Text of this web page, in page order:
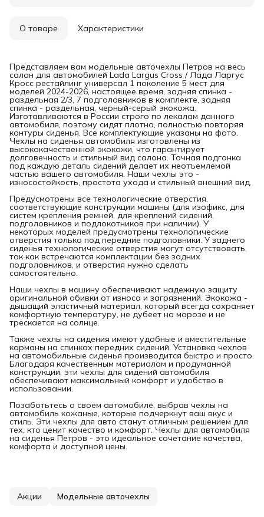
О товаре Характеристики
Представляем вам модельные авточехлы Петров на весь
салон для автомобилей Lada Largus Cross / Лада Ларгус
Кросс рестайлинг универсал 1 поколение 5 мест для
моделей 2024-2026, настоящее время, задняя спинка -
раздельная 2/3, 7 подголовников в комплекте, задняя
спинка - раздельная, черный-серый экокожа.
Изготавливаются в России строго по лекалам данного
автомобиля, поэтому сидят плотно, полностью повторяя
контуры сиденья. Все комплектующие указаны на фото.
Чехлы на сиденья автомобиля изготовлены из
высококачественной экокожи, что гарантирует
долговечность и стильный вид салона. Точная подгонка
под каждую деталь сидений делает их неотъемлемой
частью вашего автомобиля. Наши чехлы это -
износостойкость, простота ухода и стильный внешний вид.
Предусмотрены все технологические отверстия,
соответствующие конструкции машины (для изофикс, для
систем крепления ремней, для креплений сидений,
подголовников и подлокотников при наличии). У
некоторых моделей предусмотрены технологические
отверстия только под передние подголовники. У заднего
сиденья технологические отверстия могут отсутствовать,
так как встречаются комплектации без задних
подголовников, и отверстия нужно сделать
самостоятельно.
Наши чехлы в машину обеспечивают надежную защиту
оригинальной обивки от износа и загрязнений. Экокожа -
дышащий эластичный материал, который всегда сохраняет
комфортную температуру, не дубеет на морозе и не
трескается на солнце.
Также чехлы на сидения имеют удобные и вместительные
карманы на спинках передних сидений. Установка чехлов
на автомобильные сиденья производится быстро и просто.
Благодаря качественным материалам и продуманной
конструкции, эти чехлы для сидений автомобиля
обеспечивают максимальный комфорт и удобство в
использовании.
Позаботьтесь о своем автомобиле, выбрав чехлы на
автомобиль кожаные, которые подчеркнут ваш вкус и
стиль. Эти чехлы для авто станут отличным решением для
тех, кто ценит качество и комфорт. Чехлы для автомобиля
на сиденья Петров - это идеальное сочетание качества,
комфорта и доступной цены.
Акции Модельные авточехлы